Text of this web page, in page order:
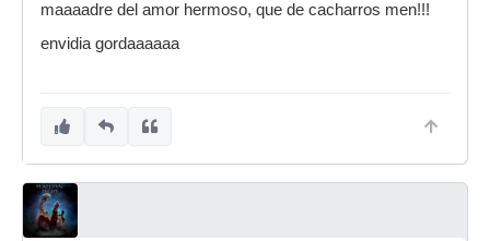
maaaadre del amor hermoso, que de cacharros men!!!
envidia gordaaaaaa